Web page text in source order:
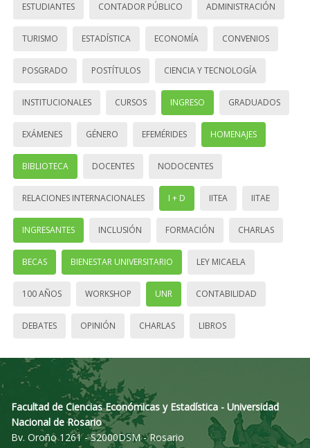
ESTUDIANTES CONTADOR PÚBLICO ADMINISTRACIÓN
TURISMO ESTADÍSTICA ECONOMÍA CONVENIOS
POSGRADO POSTÍTULOS CIENCIA Y TECNOLOGÍA
INSTITUCIONALES CURSOS INGRESO GRADUADOS
EXÁMENES GÉNERO EFEMÉRIDES HOMENAJES
BIBLIOTECA DOCENTES NODOCENTES
RELACIONES INTERNACIONALES I + D IITEA IITAE
INGRESANTES INCLUSIÓN FORMACIÓN CHARLAS
BECAS BIENESTAR UNIVERSITARIO LEY MICAELA
100 AÑOS WORKSHOP UNR CONTABILIDAD
DEBATES OPINIÓN CHARLAS LIBROS
Facultad de Ciencias Económicas y Estadística - Universidad
Nacional de Rosario
Bv. Oroño 1261 - S2000DSM - Rosario